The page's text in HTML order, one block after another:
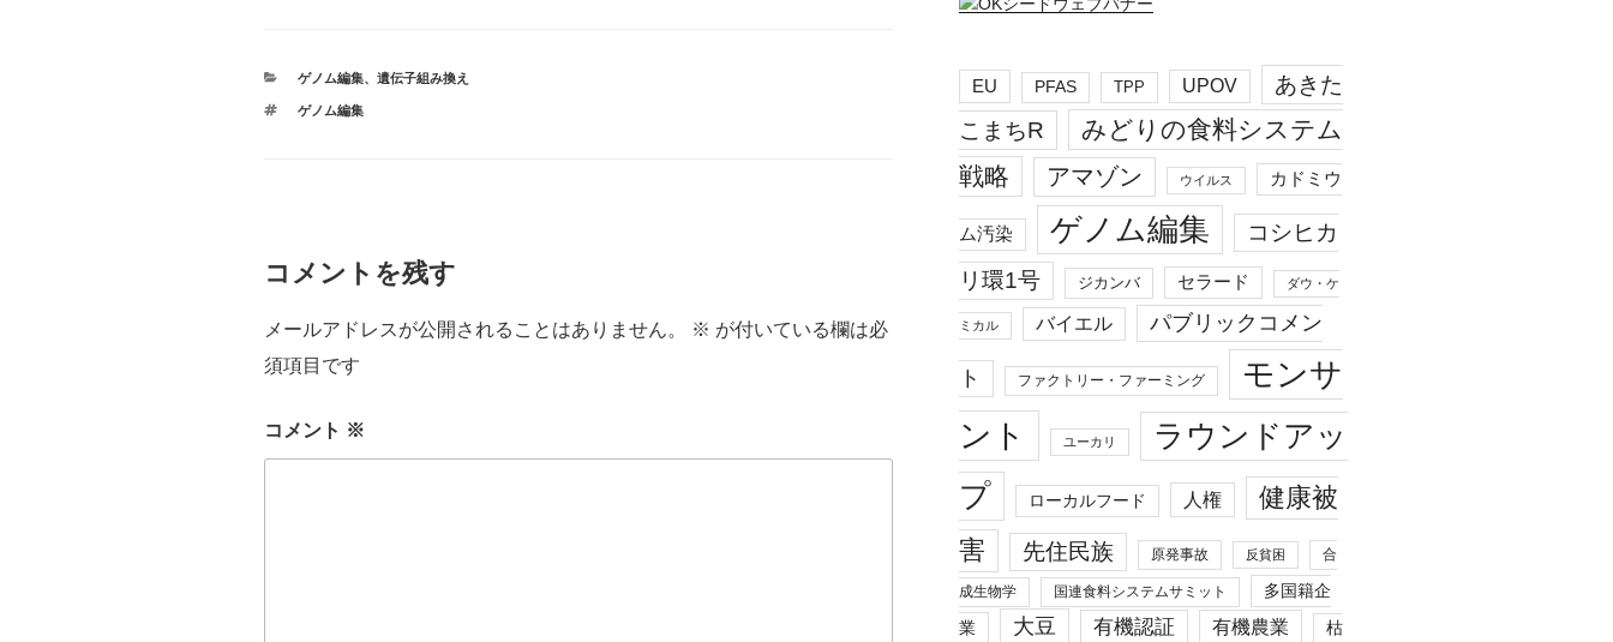
カ
ゴ
ゲノム編集、 遺伝子組み換え
タ
ゲノム編集
コメントを残す
メールアドレスが公開されることはありません。 ※ が付いている欄は必
須項目です
コメント ※
EU PFAS TPP UPOV
あきた
こまちR
みどりの食料システム
戦略
アマゾン ウイルス カドミウ
ム汚染 ゲノム編集
コシヒカ
リ環1号
ジカンバ セラード ダウ・ケ
ミカル バイエル パブリックコメン
ト ファクトリー・ファーミング
モンサ
ント
ユーカリ
ラウンドアッ
プ
ローカルフード 人権
健康被
害
先住民族 原発事故 反貧困 合
成生物学 国連食料システムサミット
多国籍企
業
大豆 有機認証 有機農業 枯